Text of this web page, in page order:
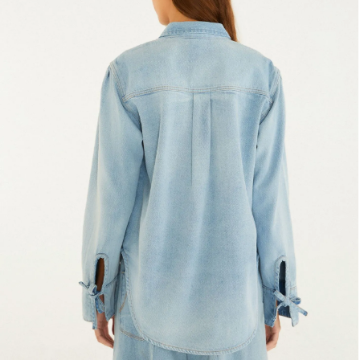
Fone e headphone
Frescobol
Lancheira
Lenço
Mala
Meia
Necessaire